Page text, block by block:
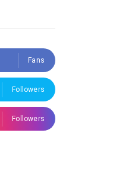
Fans
Followers
Followers